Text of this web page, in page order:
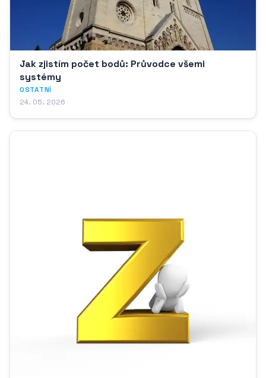
Jak zjistím počet bodů: Průvodce všemi
systémy
OSTATNÍ
24. 05. 2026